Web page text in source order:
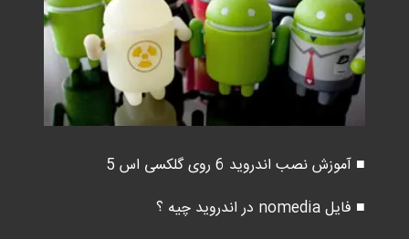
■ آموزش نصب اندروید 6 روی گلکسی اس 5
■ فایل nomedia در اندروید چیه ؟